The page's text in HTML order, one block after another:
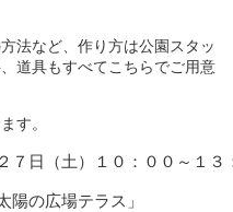
法など、作り方は公園スタッ
道具もすべてこちらでご用意
す。
７日（土）１０：００～１３
陽の広場テラス」